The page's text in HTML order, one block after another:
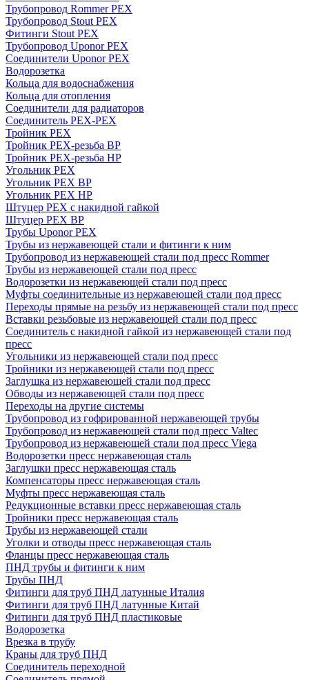
Трубопровод Rommer PEX
Трубопровод Stout PEX
Фитинги Stout PEX
Трубопровод Uponor PEX
Соединители Uponor PEX
Водорозетка
Кольца для водоснабжения
Кольца для отопления
Соединители для радиаторов
Соединитель PEX-PEX
Тройник PEX
Тройник PEX-резьба ВР
Тройник PEX-резьба НР
Угольник PEX
Угольник PEX ВР
Угольник PEX НР
Штуцер PEX c накидной гайкой
Штуцер PEX ВР
Трубы Uponor PEX
Трубы из нержавеющей стали и фитинги к ним
Трубопровод из нержавеющей стали под пресс Rommer
Трубы из нержавеющей стали под пресс
Водорозетки из нержавеющей стали под пресс
Муфты соединительные из нержавеющей стали под пресс
Переходы прямые на резьбу из нержавеющей стали под пресс
Вставки резьбовые из нержавеющей стали под пресс
Соединитель с накидной гайкой из нержавеющей стали под
пресс
Угольники из нержавеющей стали под пресс
Тройники из нержавеющей стали под пресс
Заглушка из нержавеющей стали под пресс
Обводы из нержавеющей стали под пресс
Переходы на другие системы
Трубопровод из гофрированной нержавеющей трубы
Трубопровод из нержавеющей стали под пресс Valtec
Трубопровод из нержавеющей стали под пресс Viega
Водорозетки пресс нержавеющая сталь
Заглушки пресс нержавеющая сталь
Компенсаторы пресс нержавеющая сталь
Муфты пресс нержавеющая сталь
Редукционные вставки пресс нержавеющая сталь
Тройники пресс нержавеющая сталь
Трубы из нержавеющей стали
Уголки и отводы пресс нержавеющая сталь
Фланцы пресс нержавеющая сталь
ПНД трубы и фитинги к ним
Трубы ПНД
Фитинги для труб ПНД латунные Италия
Фитинги для труб ПНД латунные Китай
Фитинги для труб ПНД пластиковые
Водорозетка
Врезка в трубу
Краны для труб ПНД
Соединитель переходной